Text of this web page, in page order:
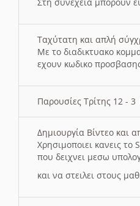
Ταχύτατη και απλή
Με το διαδικτυακο
εχουν κωδικο
Παρουσίες Τρίτης 12 - 3
Δημιουργία Βίντεο και
Χρησιμοποιει κανεις
που δειχνει μεσω
και να στειλει στους